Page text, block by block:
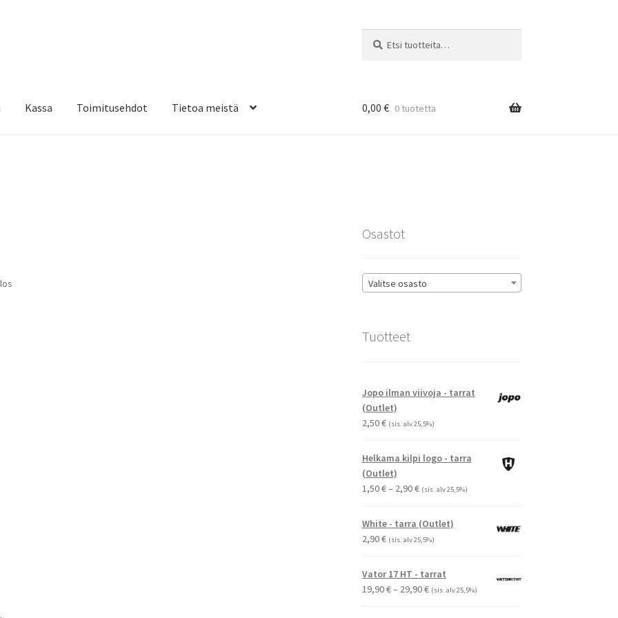
Kassa Toimitusehdot Tietoa meistä
& teippausten poisto
0,00 € 0 tuotetta
Osastot
Valitse osasto
Tuotteet
Jopo ilman viivoja - tarrat
(Outlet)
2,50€ (sis. alv 25,5%)
Helkama kilpi logo - tarra
(Outlet)
1,50€– 2,90€Hintaluokka:
-
(sis. alv 25,5%)
White - tarra (Outlet)
2,90€ (sis. alv 25,5%)
Vator 17 HT - tarrat
19,90€– 29,90€Hintaluokka:
(sis. alv 25,5%)